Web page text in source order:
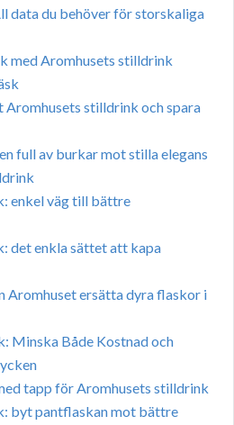
data du behöver för storskaliga
med Aromhusets stilldrink
stilldrink och spara
full av burkar mot stilla elegans
enkel väg till bättre
det enkla sättet att kapa
Aromhuset ersätta dyra flaskor i
Minska Både Kostnad och
tapp för Aromhusets stilldrink
byt pantflaskan mot bättre